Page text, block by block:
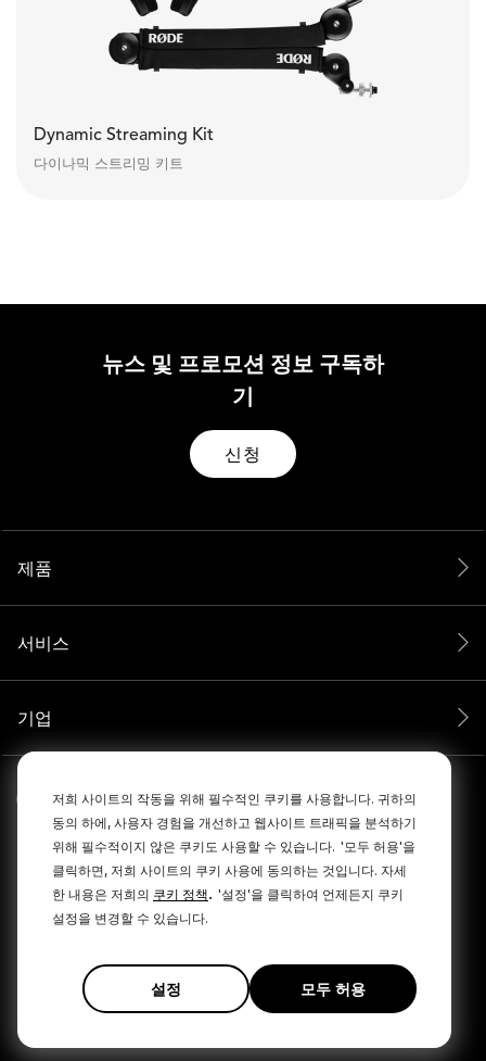
저희 사이트의 작동을 위해 필수적인 쿠키를 사용합니다. 귀하의
동의 하에, 사용자 경험을 개선하고 웹사이트 트래픽을 분석하기
위해 필수적이지 않은 쿠키도 사용할 수 있습니다. '모두 허용'을
클릭하면, 저희 사이트의 쿠키 사용에 동의하는 것입니다. 자세
한 내용은 저희의 쿠키 정책. '설정'을 클릭하여 언제든지 쿠키
설정을 변경할 수 있습니다.
설정 모두 허용
Dynamic Streaming Kit
다이나믹 스트리밍 키트
뉴스 및 프로모션 정보 구독하
기
신청
제품
서비스
기업
이용약관